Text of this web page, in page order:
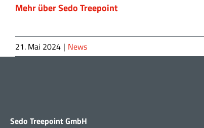
Mehr über Sedo Treepoint
21. Mai 2024 | News
Sedo Treepoint GmbH